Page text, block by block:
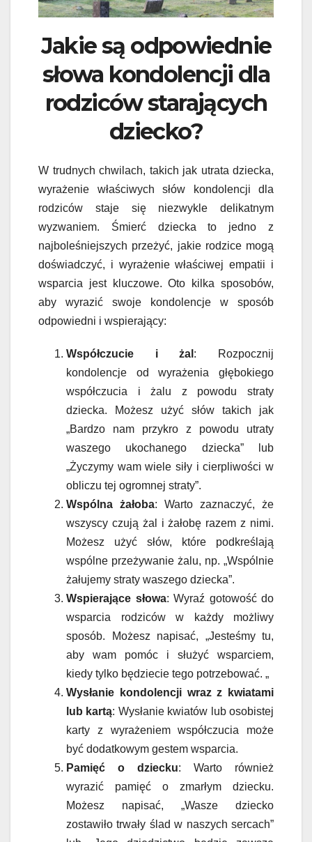
Jakie są odpowiednie
słowa kondolencji dla
rodziców starających
dziecko?
W trudnych chwilach, takich jak utrata dziecka,
wyrażenie właściwych słów kondolencji dla
rodziców staje się niezwykle delikatnym
wyzwaniem. Śmierć dziecka to jedno z
najboleśniejszych przeżyć, jakie rodzice mogą
doświadczyć, i wyrażenie właściwej empatii i
wsparcia jest kluczowe. Oto kilka sposobów,
aby wyrazić swoje kondolencje w sposób
odpowiedni i wspierający:
Współczucie i żal : Rozpocznij
kondolencje od wyrażenia głębokiego
współczucia i żalu z powodu straty
dziecka. Możesz użyć słów takich jak
„Bardzo nam przykro z powodu utraty
waszego ukochanego dziecka” lub
„Życzymy wam wiele siły i cierpliwości w
obliczu tej ogromnej straty”.
Wspólna żałoba: Warto zaznaczyć, że
wszyscy czują żal i żałobę razem z nimi.
Możesz użyć słów, które podkreślają
wspólne przeżywanie żalu, np. „Wspólnie
żałujemy straty waszego dziecka”.
Wspierające słowa: Wyraź gotowość do
wsparcia rodziców w każdy możliwy
sposób. Możesz napisać, „Jesteśmy tu,
aby wam pomóc i służyć wsparciem,
kiedy tylko będziecie tego potrzebować. „
Wysłanie kondolencji wraz z kwiatami
lub kartą: Wysłanie kwiatów lub osobistej
karty z wyrażeniem współczucia może
być dodatkowym gestem wsparcia.
Pamięć o dziecku: Warto również
wyrazić pamięć o zmarłym dziecku.
Możesz napisać, „Wasze dziecko
zostawiło trwały ślad w naszych sercach”